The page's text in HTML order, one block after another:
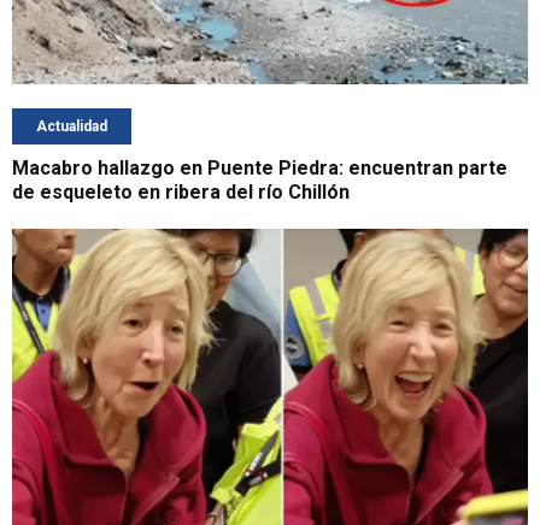
Actualidad
Macabro hallazgo en Puente Piedra: encuentran parte
de esqueleto en ribera del río Chillón